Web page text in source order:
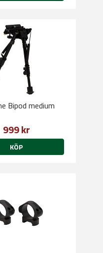
Bipod medium
999 kr
KÖP